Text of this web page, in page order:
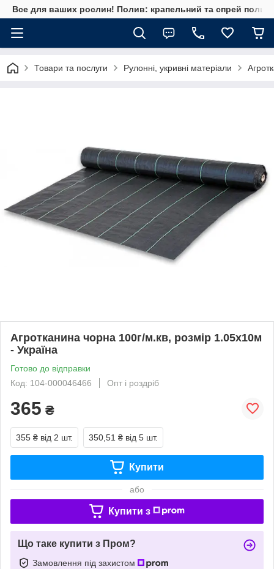
Все для ваших рослин! Полив: крапельний та спрей полив,
Товари та послуги Рулонні, укривні матеріали
Агротканина чорна 100г/м.кв, розмір 1.05х10м
- Україна
Готово до відправки
Код: 104-000046466
Опт і роздріб
365 ₴
355 ₴ від 2 шт. 350,51 ₴ від 5 шт.
Купити
або
Купити з
Що таке купити з Пром?
Замовлення під захистом